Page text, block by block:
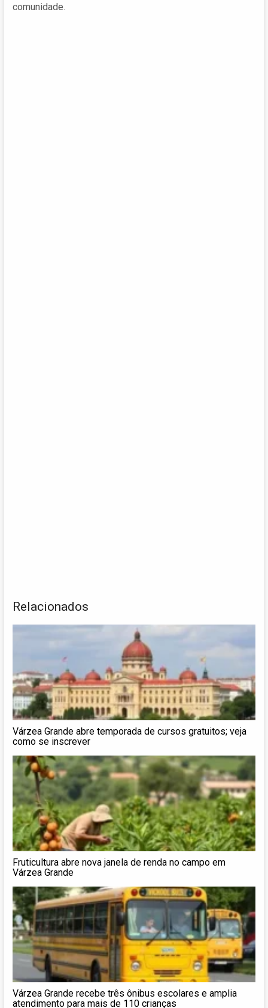
comunidade.
Relacionados
Várzea Grande abre temporada de cursos gratuitos; veja
como se inscrever
Fruticultura abre nova janela de renda no campo em
Várzea Grande
Várzea Grande recebe três ônibus escolares e amplia
atendimento para mais de 110 crianças